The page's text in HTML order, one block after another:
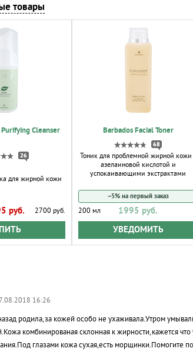
товары
Purifying Cleanser
26
для жирной кожи
руб. 2700 руб.
Barbados Facial Toner
68
Тоник для проблемной жирной кожи
азелаиновой кислотой и
успокаивающими экстрактами
−5% на первый заказ
200 мл
1995 руб.
УВЕДОМИТЬ
16:26
родила,за кожей особо не ухаживала.Утром
комбинированая склонная к жирности,кажется
глазами кожа сухая,есть морщинки.Помогите